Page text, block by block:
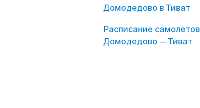
Домодедово в Тиват
Расписание самолетов
Домодедово — Тиват